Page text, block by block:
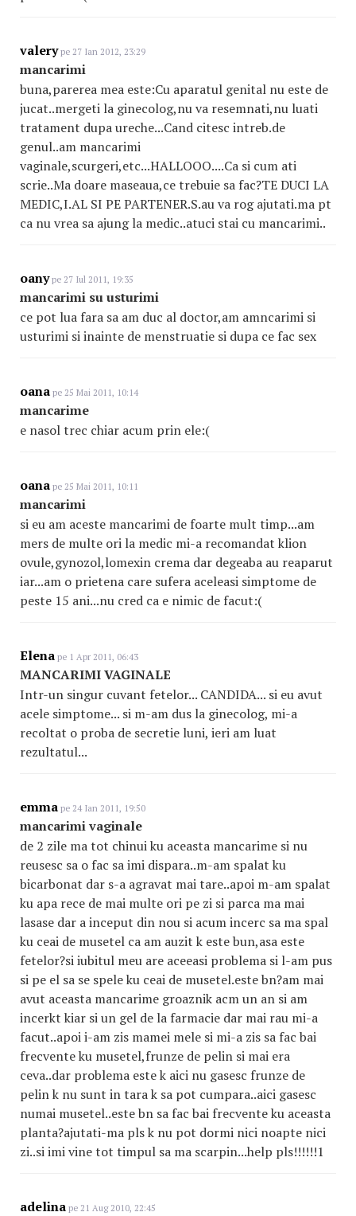
valerype 27 Ian 2012, 23:29
mancarimi
buna,parerea mea este:Cu aparatul genital nu este de
jucat..mergeti la ginecolog,nu va resemnati,nu luati
tratament dupa ureche...Cand citesc intreb.de
genul..am mancarimi
vaginale,scurgeri,etc...HALLOOO....Ca si cum ati
scrie..Ma doare maseaua,ce trebuie sa fac?TE DUCI LA
MEDIC,I.AL SI PE PARTENER.S.au va rog ajutati.ma pt
ca nu vrea sa ajung la medic..atuci stai cu mancarimi..
oanype 27 Iul 2011, 19:35
mancarimi su usturimi
ce pot lua fara sa am duc al doctor,am amncarimi si
usturimi si inainte de menstruatie si dupa ce fac sex
oana pe 25 Mai 2011, 10:14
mancarime
e nasol trec chiar acum prin ele:(
oana pe 25 Mai 2011, 10:11
mancarimi
si eu am aceste mancarimi de foarte mult timp...am
mers de multe ori la medic mi-a recomandat klion
ovule,gynozol,lomexin crema dar degeaba au reaparut
iar...am o prietena care sufera aceleasi simptome de
peste 15 ani...nu cred ca e nimic de facut:(
Elena pe 1 Apr 2011, 06:43
MANCARIMI VAGINALE
Intr-un singur cuvant fetelor... CANDIDA... si eu avut
acele simptome... si m-am dus la ginecolog, mi-a
recoltat o proba de secretie luni, ieri am luat
rezultatul...
emma pe 24 Ian 2011, 19:50
mancarimi vaginale
de 2 zile ma tot chinui ku aceasta mancarime si nu
reusesc sa o fac sa imi dispara..m-am spalat ku
bicarbonat dar s-a agravat mai tare..apoi m-am spalat
ku apa rece de mai multe ori pe zi si parca ma mai
lasase dar a inceput din nou si acum incerc sa ma spal
ku ceai de musetel ca am auzit k este bun,asa este
fetelor?si iubitul meu are aceeasi problema si l-am pus
si pe el sa se spele ku ceai de musetel.este bn?am mai
avut aceasta mancarime groaznik acm un an si am
incerkt kiar si un gel de la farmacie dar mai rau mi-a
facut..apoi i-am zis mamei mele si mi-a zis sa fac bai
frecvente ku musetel,frunze de pelin si mai era
ceva..dar problema este k aici nu gasesc frunze de
pelin k nu sunt in tara k sa pot cumpara..aici gasesc
numai musetel..este bn sa fac bai frecvente ku aceasta
planta?ajutati-ma pls k nu pot dormi nici noapte nici
zi..si imi vine tot timpul sa ma scarpin...help pls!!!!!!1
adelina pe 21 Aug 2010, 22:45